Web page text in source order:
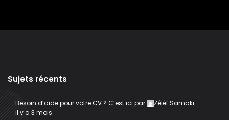
Sujets récents
Besoin d’aide pour votre CV ? C’est ici par
Zélèf Samaki
il y a 3 mois